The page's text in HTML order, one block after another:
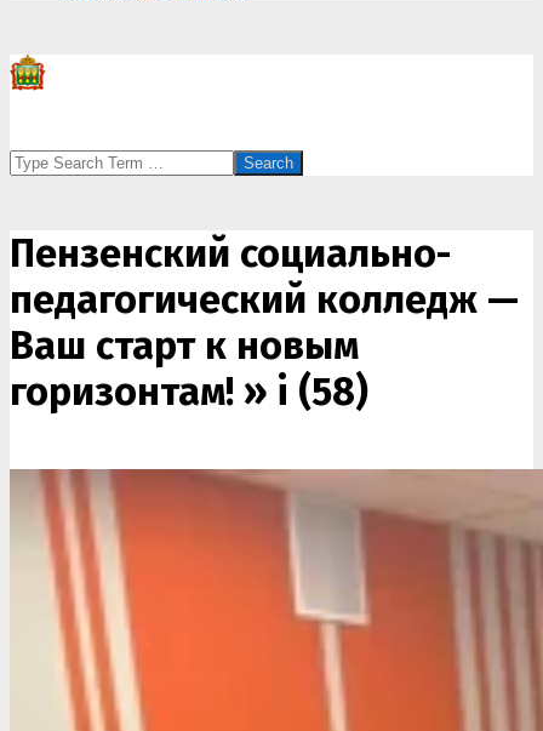
Search
Пензенский социально-
педагогический колледж —
Ваш старт к новым
горизонтам! » i (58)